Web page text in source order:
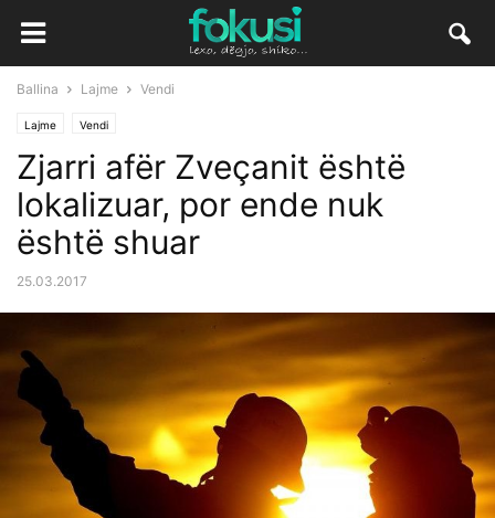
Ballina Lajme Vendi
Lajme Vendi
Zjarri afër Zveçanit është
lokalizuar, por ende nuk
është shuar
25.03.2017